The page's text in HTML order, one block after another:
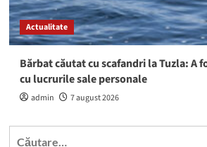
Actualitate
Bărbat căutat cu scafandri la Tuzla: A
cu lucrurile sale personale
admin 7 august 2026
Caută